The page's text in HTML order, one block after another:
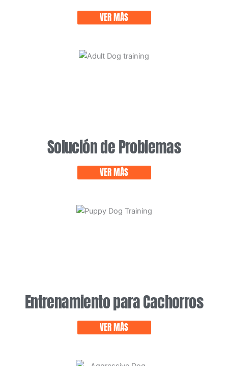
VER MÁS
Solución de Problemas
VER MÁS
Entrenamiento para Cachorros
VER MÁS